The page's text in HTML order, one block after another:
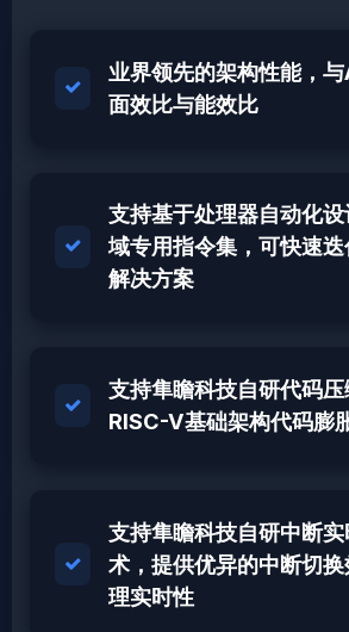
业界领先的架构性能，
面效比与能效比
支持基于处理器自动化
域专用指令集，可快速
解决方案
支持隼瞻科技自研代码
RISC-V基础架构代码膨
支持隼瞻科技自研中断
术，提供优异的中断切
理实时性